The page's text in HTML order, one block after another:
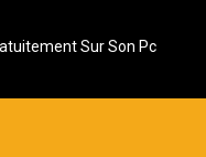
Sur Son Pc